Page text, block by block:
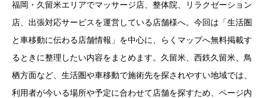
福岡・久留米エリアでマッサージ店、整体院、リラクゼーション
店、出張対応サービスを運営している店舗様へ。今回は「生活圏
と車移動に伝わる店舗情報」を中心に、らくマップへ無料掲載す
るときに整理したい内容をまとめます。久留米、西鉄久留米、鳥
栖方面など、生活圏や車移動で施術先を探されやすい地域では、
利用者が今いる場所や予定に合わせて店舗を探すため、ページ内